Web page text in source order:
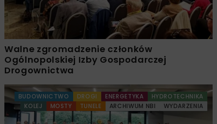
Walne zgromadzenie członków
Ogólnopolskiej Izby Gospodarczej
Drogownictwa
BUDOWNICTWO DROGI ENERGETYKA
HYDROTECHNIKA
KOLEJ
MOSTY TUNELE ARCHIWUM NBI WYDARZENIA